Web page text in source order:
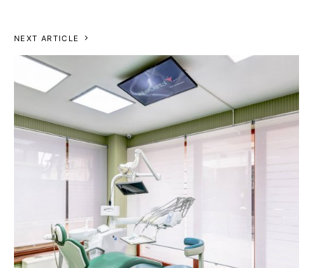
NEXT ARTICLE